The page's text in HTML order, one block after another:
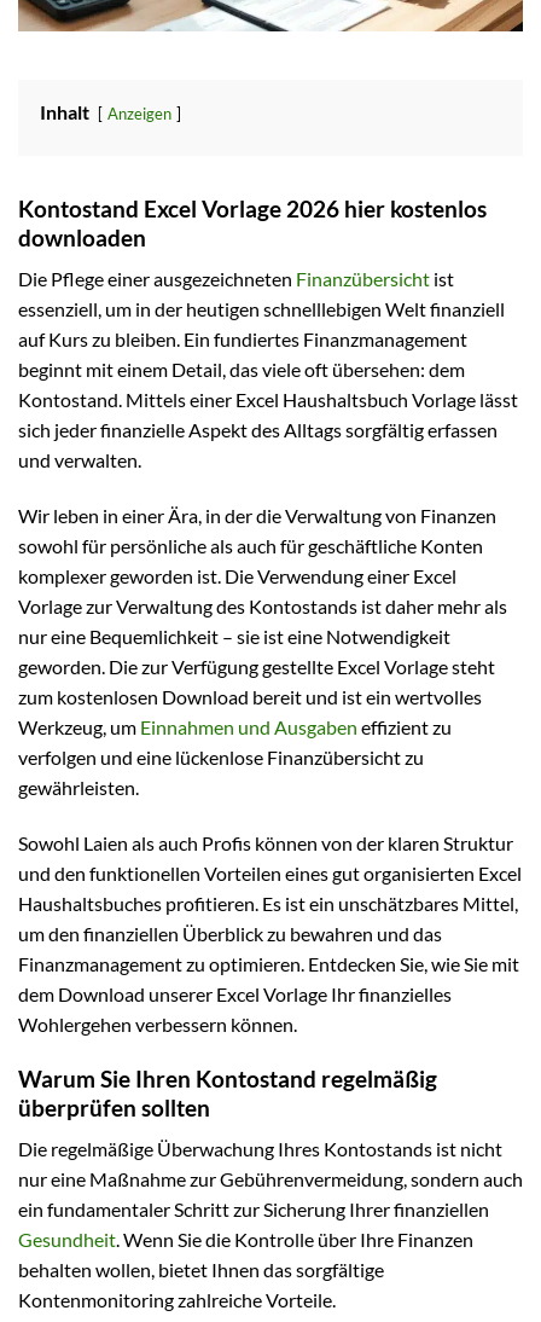
Inhalt Anzeigen
Kontostand Excel Vorlage 2026 hier kostenlos
downloaden
Die Pflege einer ausgezeichneten Finanzübersicht ist
essenziell, um in der heutigen schnelllebigen Welt finanziell
auf Kurs zu bleiben. Ein fundiertes Finanzmanagement
beginnt mit einem Detail, das viele oft übersehen: dem
Kontostand. Mittels einer Excel Haushaltsbuch Vorlage lässt
sich jeder finanzielle Aspekt des Alltags sorgfältig erfassen
und verwalten.
Wir leben in einer Ära, in der die Verwaltung von Finanzen
sowohl für persönliche als auch für geschäftliche Konten
komplexer geworden ist. Die Verwendung einer Excel
Vorlage zur Verwaltung des Kontostands ist daher mehr als
nur eine Bequemlichkeit – sie ist eine Notwendigkeit
geworden. Die zur Verfügung gestellte Excel Vorlage steht
zum kostenlosen Download bereit und ist ein wertvolles
Werkzeug, um Einnahmen und Ausgaben effizient zu
verfolgen und eine lückenlose Finanzübersicht zu
gewährleisten.
Sowohl Laien als auch Profis können von der klaren Struktur
und den funktionellen Vorteilen eines gut organisierten Excel
Haushaltsbuches profitieren. Es ist ein unschätzbares Mittel,
um den finanziellen Überblick zu bewahren und das
Finanzmanagement zu optimieren. Entdecken Sie, wie Sie mit
dem Download unserer Excel Vorlage Ihr finanzielles
Wohlergehen verbessern können.
Warum Sie Ihren Kontostand regelmäßig
überprüfen sollten
Die regelmäßige Überwachung Ihres Kontostands ist nicht
nur eine Maßnahme zur Gebührenvermeidung, sondern auch
ein fundamentaler Schritt zur Sicherung Ihrer finanziellen
Gesundheit. Wenn Sie die Kontrolle über Ihre Finanzen
behalten wollen, bietet Ihnen das sorgfältige
Kontenmonitoring zahlreiche Vorteile.